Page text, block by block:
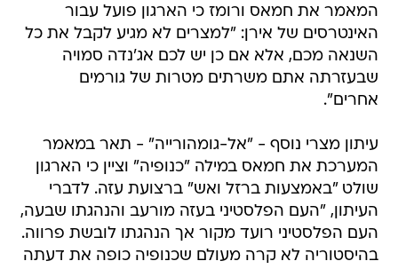
המאמר את חמאס ורומז כי הארגון פועל עבור
האינטרסים של אירן: "למצרים לא מגיע לקבל את כל
השנאה מכם, אלא אם כן יש לכם אג'נדה סמויה
שבעזרתה אתם משרתים מטרות של גורמים
אחרים".
עיתון מצרי נוסף - "אל-גומהורייה" - תאר במאמר
המערכת את חמאס במילה "כנופיה" וציין כי הארגון
שולט "באמצעות ברזל ואש" ברצועת עזה. לדברי
העיתון, "העם הפלסטיני בעזה מורעב והנהגתו שבעה,
העם הפלסטיני רועד מקור אך הנהגתו לובשת פרווה.
בהיסטוריה לא קרה מעולם שכנופיה כופה את דעתה